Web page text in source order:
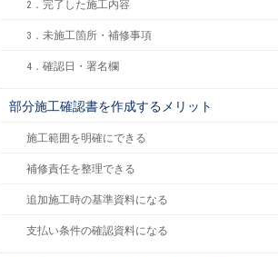
2．完了した施工内容
3．未施工箇所・補修事項
4．確認日・署名欄
部分施工確認書を作成するメリット
施工範囲を明確にできる
補修責任を整理できる
追加施工時の基準資料になる
支払い条件の確認資料になる